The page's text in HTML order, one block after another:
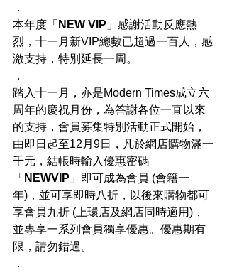
．
本年度「 NEW VIP 」感謝活動反應熱
烈，十一月新VIP總數已超過一百人，感
激支持，特別延長一周。
．
踏入十一月，亦是Modern Times成立六
周年的慶祝月份，為答謝各位一直以來
的支持，會員募集特別活動正式開始，
由即日起至12月9日，凡於網店購物滿一
千元，結帳時輸入優惠密碼
「 NEWVIP 」即可成為會員 (會籍一
年)，並可享即時八折，以後來購物都可
享會員九折 (上環店及網店同時適用)，
並專享一系列會員獨享優惠。優惠期有
限，請勿錯過。
．